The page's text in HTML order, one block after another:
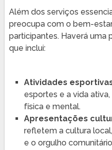
Além dos serviços
preocupa com o bem-
participantes. Haverá uma
que inclui:
Atividades
esportes e a vida
física e mental.
Apresentações
refletem a cultura
e o orgulho